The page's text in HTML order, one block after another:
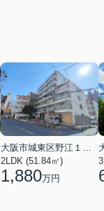
大阪市城東区野江１丁目
2LDK (51.84㎡)
1,880万円